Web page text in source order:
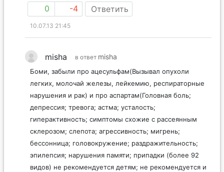
0 -4 Ответить
10.07.13 21:45
misha в ответ misha
Боми, забыли про ацесульфам(Вызывал опухоли
легких, молочай железы, лейкемию, респираторные
нарушения и рак) и про аспартам(Головная боль;
депрессия; тревога; астма; усталость;
гиперактивность; симптомы схожие с рассеянным
склерозом; слепота; агрессивность; мигрень;
бессонница; головокружение; раздражительность;
эпилепсия; нарушения памяти; припадки (более 92
видов) не рекомендуется детям; не рекомендуется и